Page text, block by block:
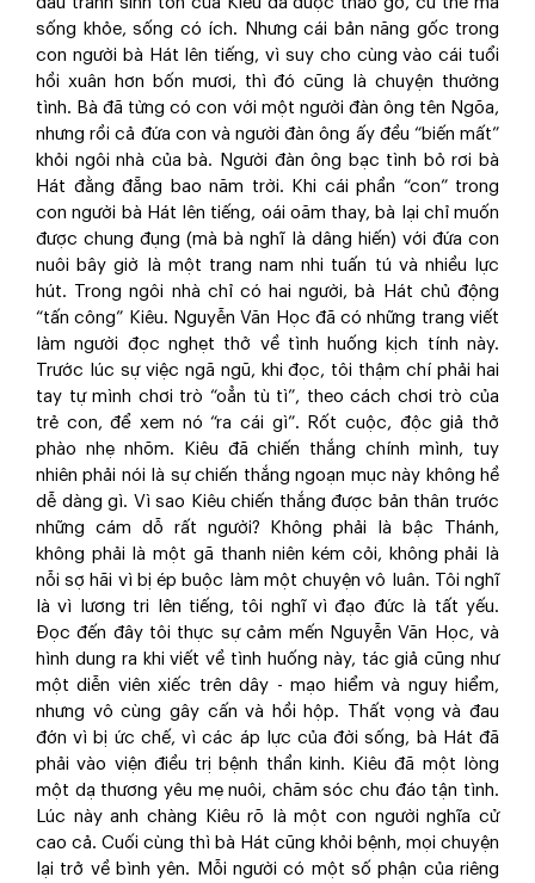
sống khỏe, sống có ích. Nhưng cái bản năng gốc trong
con người bà Hát lên tiếng, vì suy cho cùng vào cái tuổi
hồi xuân hơn bốn mươi, thì đó cũng là chuyện thường
tình. Bà đã từng có con với một người đàn ông tên Ngõa,
nhưng rồi cả đứa con và người đàn ông ấy đều “biến mất”
khỏi ngôi nhà của bà. Người đàn ông bạc tình bỏ rơi bà
Hát đằng đẵng bao năm trời. Khi cái phần “con” trong
con người bà Hát lên tiếng, oái oăm thay, bà lại chỉ muốn
được chung đụng (mà bà nghĩ là dâng hiến) với đứa con
nuôi bây giờ là một trang nam nhi tuấn tú và nhiều lực
hút. Trong ngôi nhà chỉ có hai người, bà Hát chủ động
“tấn công” Kiêu. Nguyễn Văn Học đã có những trang viết
làm người đọc nghẹt thở về tình huống kịch tính này.
Trước lúc sự việc ngã ngũ, khi đọc, tôi thậm chí phải hai
tay tự mình chơi trò “oẳn tù tì”, theo cách chơi trò của
trẻ con, để xem nó “ra cái gì”. Rốt cuộc, độc giả thở
phào nhẹ nhõm. Kiêu đã chiến thắng chính mình, tuy
nhiên phải nói là sự chiến thắng ngoạn mục này không hề
dễ dàng gì. Vì sao Kiêu chiến thắng được bản thân trước
những cám dỗ rất người? Không phải là bậc Thánh,
không phải là một gã thanh niên kém cỏi, không phải là
nỗi sợ hãi vì bị ép buộc làm một chuyện vô luân. Tôi nghĩ
là vì lương tri lên tiếng, tôi nghĩ vì đạo đức là tất yếu.
Đọc đến đây tôi thực sự cảm mến Nguyễn Văn Học, và
hình dung ra khi viết về tình huống này, tác giả cũng như
một diễn viên xiếc trên dây - mạo hiểm và nguy hiểm,
nhưng vô cùng gây cấn và hồi hộp. Thất vọng và đau
đớn vì bị ức chế, vì các áp lực của đời sống, bà Hát đã
phải vào viện điều trị bệnh thần kinh. Kiêu đã một lòng
một dạ thương yêu mẹ nuôi, chăm sóc chu đáo tận tình.
Lúc này anh chàng Kiêu rõ là một con người nghĩa cử
cao cả. Cuối cùng thì bà Hát cũng khỏi bệnh, mọi chuyện
lại trở về bình yên. Mỗi người có một số phận của riêng